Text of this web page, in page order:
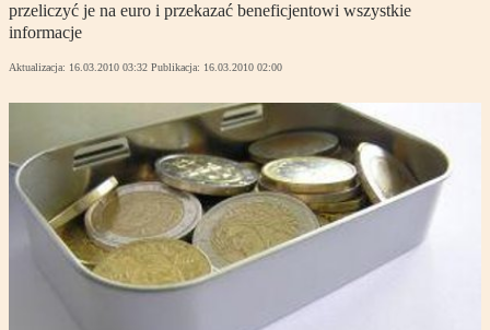
przeliczyć je na euro i przekazać beneficjentowi wszystkie
informacje
Aktualizacja: 16.03.2010 03:32 Publikacja: 16.03.2010 02:00